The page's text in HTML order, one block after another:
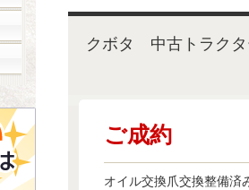
クボタ 中古トラ
ご成約
オイル交換爪交換整備済